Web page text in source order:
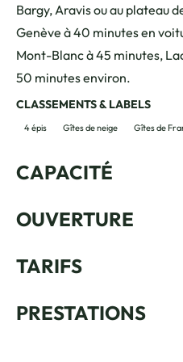
Bargy, Aravis ou au plateau
Genève à 40 minutes en
Mont-Blanc à 45 minutes,
50 minutes environ.
CLASSEMENTS & LABELS
4 épis Gîtes de neige Gîtes de
CAPACITÉ
OUVERTURE
TARIFS
PRESTATIONS